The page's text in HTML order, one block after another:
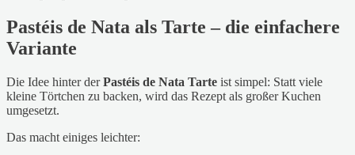
Pastéis de Nata als Tarte – die einfachere
Variante
Die Idee hinter derPastéis de Nata Tarte ist simpel: Statt viele
kleine Törtchen zu backen, wird das Rezept als großer Kuchen
umgesetzt.
Das macht einiges leichter: